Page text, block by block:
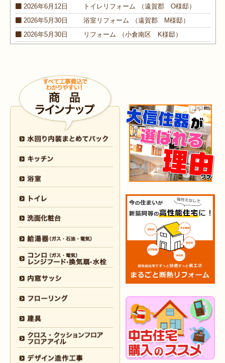
2026年6月12日
トイレ リフォーム
（遠賀郡 O様邸）
2026年5月30日
浴室 リフォーム
（遠賀郡 M様邸）
2026年5月30日
リフォーム
（小倉南区 K様邸）
2026年4月6日
リフォーム
2026年4月6日
リフォーム
2026年3月25日
内装リフォーム （小倉北区 I様邸）
2026年3月12日
リフォーム （小倉北区 S様邸）
2026年3月12日
浴室 リフォーム
（八幡東区 N様邸）
2026年3月5日
（八幡西区 T様邸）
リフォーム （戸畑区 T様邸）
2026年3月2日
浴室リフォーム
2026年2月23日
リフォーム （小倉南区 Y様邸）
2026年2月6日
リフォーム （小倉南区 K様邸）
2026年2月5日
浴室リフォーム
（小倉南区 F様邸）
2026年1月31日
浴室 リフォーム （戸畑区 H様邸）
2026年1月31日
（小倉南区 O様邸）
2026年1月29日
内装リフォーム
（門司区 N様邸）
2026年1月26日
リフォーム （八幡西区 M様邸）
2025年12月30日
リフォーム （門司区 S様邸）
リフォーム
（小倉南区 M様邸）
2025年12月18日
全面リフォーム
（小倉南区 Y様邸）
（小倉北区 T様邸）